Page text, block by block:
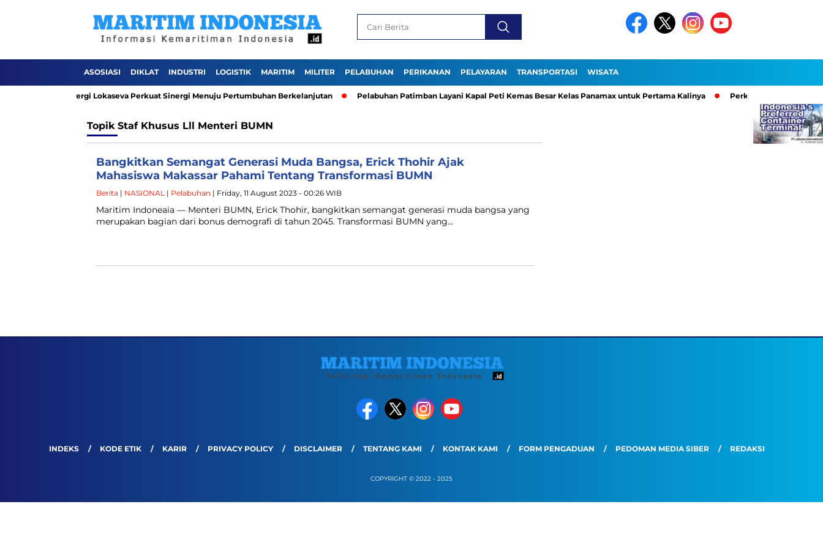
ASOSIASI DIKLAT INDUSTRI LOGISTIK MARITIM MILITER PELABUHAN PERIKANAN PELAYARAN TRANSPORTASI WISATA
PT Pelindo Sinergi Lokaseva Perkuat Sinergi Menuju Pertumbuhan Berkelanjutan Pelabuhan Patimban Layani Kapal Peti Kemas Besar Kelas Panamax untuk Pertama Kalinya Perkuat Ekosistem
Topik Staf Khusus Lll Menteri BUMN
Bangkitkan Semangat Generasi Muda Bangsa, Erick Thohir Ajak
Mahasiswa Makassar Pahami Tentang Transformasi BUMN
Berita | NASIONAL | Pelabuhan | Friday, 11 August 2023 - 00:26 WIB
Maritim Indoneaia — Menteri BUMN, Erick Thohir, bangkitkan semangat generasi muda bangsa yang
merupakan bagian dari bonus demografi di tahun 2045. Transformasi BUMN yang…
INDEKS KODE ETIK KARIR PRIVACY POLICY DISCLAIMER TENTANG KAMI KONTAK KAMI FORM PENGADUAN PEDOMAN MEDIA SIBER REDAKSI
COPYRIGHT © 2022 - 2025